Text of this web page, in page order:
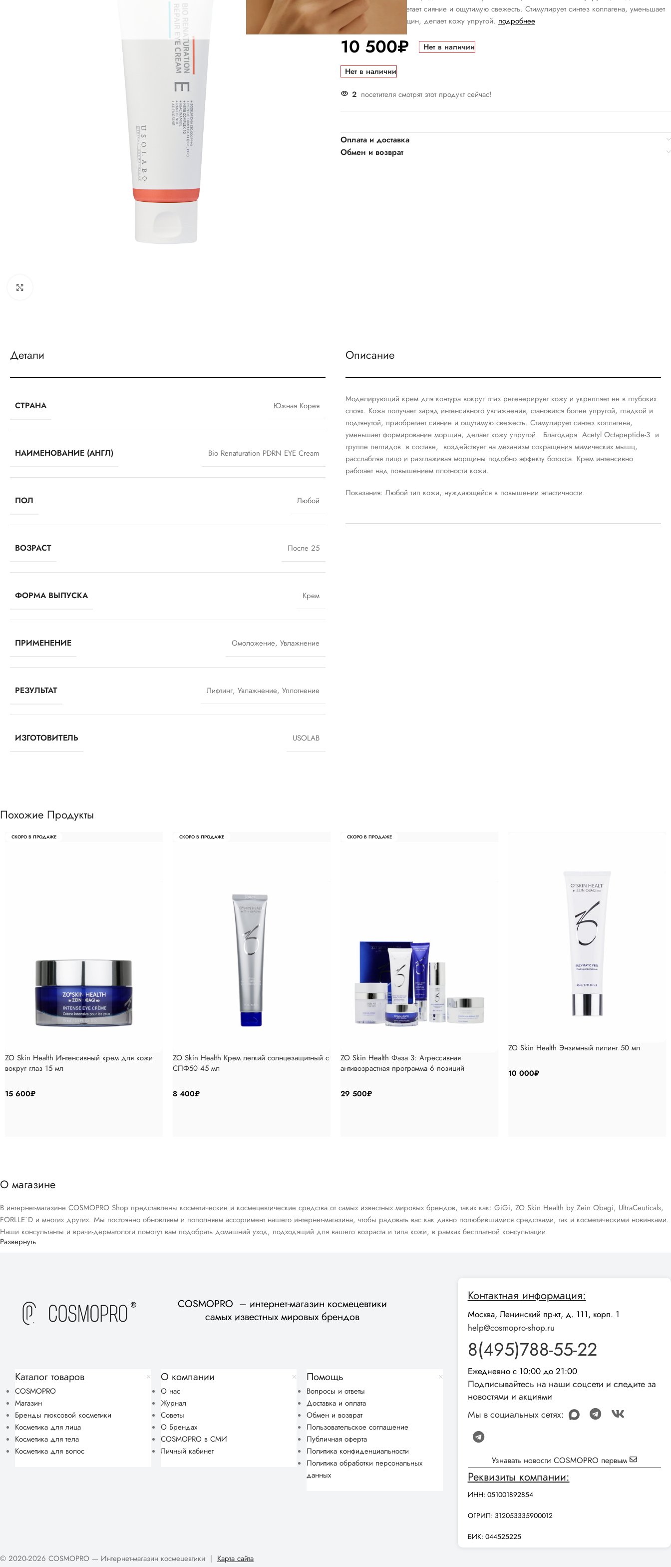
подтянутой, приобретает сияние и ощутимую свежесть. Стимулирует синтез коллагена, уменьшает
формирование морщин, делает кожу упругой. подробнее
10 500₽ Нет в наличии
Нет в наличии
2 посетителя смотрят этот продукт сейчас!
Оплата и доставка
Обмен и возврат
Детали
СТРАНА Южная Корея
НАИМЕНОВАНИЕ (АНГЛ) Bio Renaturation PDRN EYE Cream
ПОЛ Любой
ВОЗРАСТ После 25
ФОРМА ВЫПУСКА Крем
ПРИМЕНЕНИЕ Омоложение, Увлажнение
РЕЗУЛЬТАТ Лифтинг, Увлажнение, Уплотнение
ИЗГОТОВИТЕЛЬ USOLAB
Описание
Моделирующий крем для контура вокруг глаз регенерирует кожу и укрепляет ее в глубоких
слоях. Кожа получает заряд интенсивного увлажнения, становится более упругой, гладкой и
подтянутой, приобретает сияние и ощутимую свежесть. Стимулирует синтез коллагена,
уменьшает формирование морщин, делает кожу упругой. Благодаря Acetyl Octapeptide-3 и
группе пептидов в составе, воздействует на механизм сокращения мимических мышц,
расслабляя лицо и разглаживая морщины подобно эффекту ботокса. Крем интенсивно
работает над повышением плотности кожи.
Показания: Любой тип кожи, нуждающейся в повышении эластичности.
Похожие Продукты
СКОРО В ПРОДАЖЕ
ZO Skin Health Интенсивный крем для кожи
вокруг глаз 15 мл
15 600₽
СКОРО В ПРОДАЖЕ
ZO Skin Health Крем легкий солнцезащитный с
СПФ50 45 мл
8 400₽
СКОРО В ПРОДАЖЕ
ZO Skin Health Фаза 3: Агрессивная
антивозрастная программа 6 позиций
29 500₽
ZO Skin Health Энзимный пилинг 50 мл
10 000₽
О магазине
В интернет-магазине COSMOPRO Shop представлены косметические и космецевтические средства от самых известных мировых брендов, таких как: GiGi, ZO Skin Health by Zein Obagi, UltraCeuticals,
FORLLE`D и многих других. Мы постоянно обновляем и пополняем ассортимент нашего интернет-магазина, чтобы радовать вас как давно полюбившимися средствами, так и косметическими новинками.
Наши консультанты и врачи-дерматологи помогут вам подобрать домашний уход, подходящий для вашего возраста и типа кожи, в рамках бесплатной консультации.
Развернуть
COSMOPRO – интернет-магазин космецевтики
самых известных мировых брендов
Каталог товаров
COSMOPRO
Магазин
Бренды люксовой косметики
Косметика для лица
Косметика для тела
Косметика для волос
О компании
О нас
Журнал
Советы
О Брендах
COSMOPRO в СМИ
Личный кабинет
Помощь
Вопросы и ответы
Доставка и оплата
Обмен и возврат
Пользовательское соглашение
Публичная оферта
Политика конфиденциальности
Политика обработки персональных
данных
Контактная информация:
Москва, Ленинский пр-кт, д. 111, корп. 1
help@cosmopro-shop.ru
8(495)788-55-22
Ежедневно с 10:00 до 21:00
Подписывайтесь на наши соцсети и следите за
новостями и акциями
Мы в социальных сетях:
Узнавать новости COSMOPRO первым
Реквизиты компании:
ИНН: 051001892854
ОГРИП: 312053335900012
БИК: 044525225
© 2020-2026 COSMOPRO — Интернет-магазин космецевтики | Карта сайта